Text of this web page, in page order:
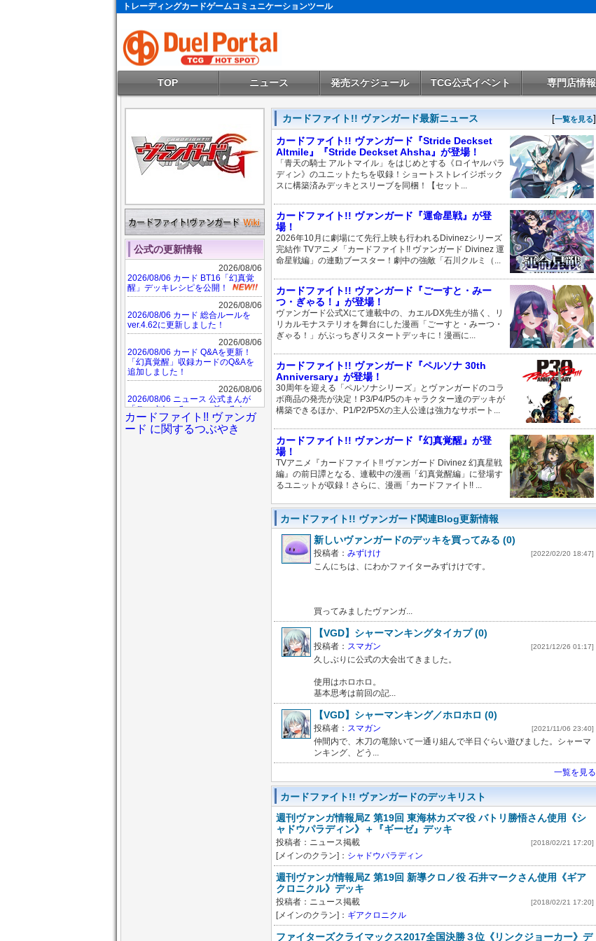
トレーディングカードゲームコミュニケーションツール
TOP ニュース 発売スケジュール TCG公式イベント 専門店情報
公式の更新情報
2026/08/06
2026/08/06 カード BT16「幻真覚
醒」デッキレシピを公開！
2026/08/06
2026/08/06 カード 総合ルールを
ver.4.62に更新しました！
2026/08/06
2026/08/06 カード Q&Aを更新！
「幻真覚醒」収録カードのQ&Aを
追加しました！
2026/08/06
2026/08/06 ニュース 公式まんが
「ごーすと・みーつ・ぎゃる！」
#24を公開しました！
2026/08/06
カードファイト!! ヴァンガ
ード に関するつぶやき
カードファイト!! ヴァンガード最新ニュース [一覧を見る]
カードファイト!! ヴァンガード『Stride Deckset
Altmile』『Stride Deckset Ahsha』が登場！
「青天の騎士 アルトマイル」をはじめとする《ロイヤルパラ
ディン》のユニットたちを収録！ショートストレイジボック
スに構築済みデッキとスリーブを同梱！【セット...
カードファイト!! ヴァンガード『運命星戦』が登
場！
2026年10月に劇場にて先行上映も行われるDivinezシリーズ
完結作 TVアニメ「カードファイト!! ヴァンガード Divinez 運
命星戦編」の連動ブースター！劇中の強敵「石川クルミ（...
カードファイト!! ヴァンガード『ごーすと・みー
つ・ぎゃる！』が登場！
ヴァンガード公式Xにて連載中の、カエルDX先生が描く、リ
リカルモナステリオを舞台にした漫画「ごーすと・みーつ・
ぎゃる！」がぶっちぎりスタートデッキに！漫画に...
カードファイト!! ヴァンガード『ペルソナ 30th
Anniversary』が登場！
30周年を迎える「ペルソナシリーズ」とヴァンガードのコラ
ボ商品の発売が決定！P3/P4/P5のキャラクター達のデッキが
構築できるほか、P1/P2/P5Xの主人公達は強力なサポート...
カードファイト!! ヴァンガード『幻真覚醒』が登
場！
TVアニメ『カードファイト!! ヴァンガード Divinez 幻真星戦
編』の前日譚となる、連載中の漫画「幻真覚醒編」に登場す
るユニットが収録！さらに、漫画「カードファイト!! ...
カードファイト!! ヴァンガード関連Blog更新情報
新しいヴァンガードのデッキを買ってみる (0)
投稿者： みずけけ [2022/02/20 18:47]
こんにちは、にわかファイターみずけけです。
買ってみましたヴァンガ...
【VGD】シャーマンキングタイカプ (0)
投稿者： スマガン [2021/12/26 01:17]
久しぶりに公式の大会出てきました。
使用はホロホロ。
基本思考は前回の記...
【VGD】シャーマンキング／ホロホロ (0)
投稿者： スマガン [2021/11/06 23:40]
仲間内で、木刀の竜除いて一通り組んで半日ぐらい遊びました。シャーマ
ンキング、どう...
一覧を見る
カードファイト!! ヴァンガードのデッキリスト
週刊ヴァンガ情報局Z 第19回 東海林カズマ役 バトリ勝悟さん使用《シ
ャドウパラディン》＋『ギーゼ』デッキ
投稿者：ニュース掲載 [2018/02/21 17:20]
[メインのクラン]： シャドウパラディン
週刊ヴァンガ情報局Z 第19回 新導クロノ役 石井マークさん使用《ギア
クロニクル》デッキ
投稿者：ニュース掲載 [2018/02/21 17:20]
[メインのクラン]： ギアクロニクル
ファイターズクライマックス2017全国決勝３位《リンクジョーカー》デ